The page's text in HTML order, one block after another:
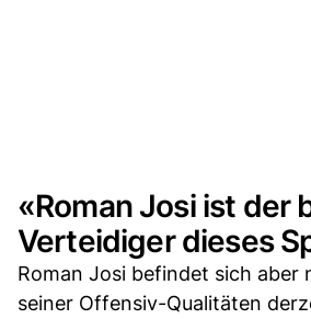
«Roman Josi ist der
Verteidiger dieses
Roman Josi befindet sich aber
seiner Offensiv-Qualitäten